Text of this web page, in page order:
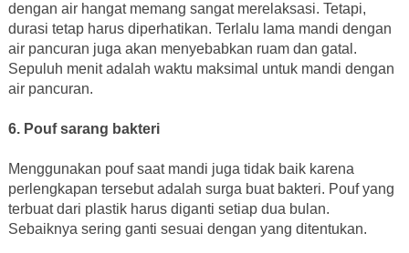
dengan air hangat memang sangat merelaksasi. Tetapi,
durasi tetap harus diperhatikan. Terlalu lama mandi dengan
air pancuran juga akan menyebabkan ruam dan gatal.
Sepuluh menit adalah waktu maksimal untuk mandi dengan
air pancuran.
6. Pouf sarang bakteri
Menggunakan pouf saat mandi juga tidak baik karena
perlengkapan tersebut adalah surga buat bakteri. Pouf yang
terbuat dari plastik harus diganti setiap dua bulan.
Sebaiknya sering ganti sesuai dengan yang ditentukan.